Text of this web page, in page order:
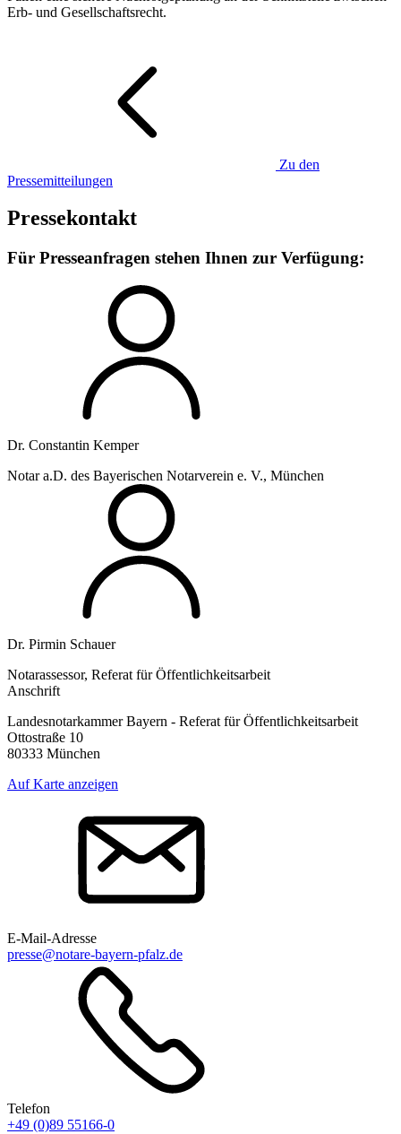
Erb- und Gesellschaftsrecht.
Zu den
Pressemitteilungen
Pressekontakt
Für Presseanfragen stehen Ihnen zur Verfügung:
Dr. Constantin Kemper
Notar a.D. des Bayerischen Notarverein e. V., München
Dr. Pirmin Schauer
Notarassessor, Referat für Öffentlichkeitsarbeit
Anschrift
Landesnotarkammer Bayern - Referat für Öffentlichkeitsarbeit
Ottostraße 10
80333 München
Auf Karte anzeigen
E-Mail-Adresse
presse@notare-bayern-pfalz.de
Telefon
+49 (0)89 55166-0